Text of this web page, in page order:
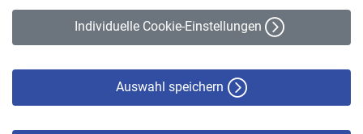
Individuelle Cookie-Einstellungen
Auswahl speichern
Erklärung zur Barrierefreiheit